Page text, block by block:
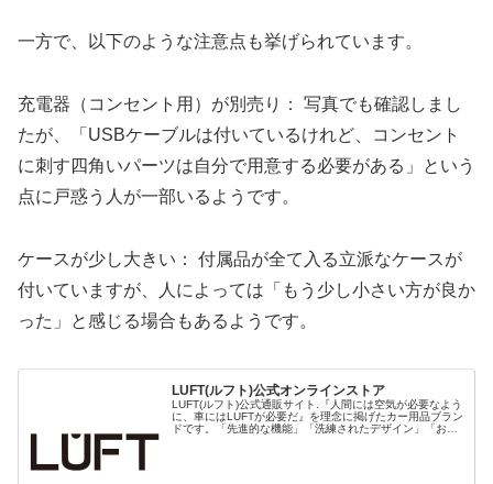
一方で、以下のような注意点も挙げられています。
充電器（コンセント用）が別売り： 写真でも確認しまし
たが、「USBケーブルは付いているけれど、コンセント
に刺す四角いパーツは自分で用意する必要がある」という
点に戸惑う人が一部いるようです。
ケースが少し大きい： 付属品が全て入る立派なケースが
付いていますが、人によっては「もう少し小さい方が良か
った」と感じる場合もあるようです。
LUFT(ルフト)公式オンラインストア
LUFT(ルフト)公式通販サイト.『人間には空気が必要なよう
に、車にはLUFTが必要だ』を理念に掲げたカー用品ブラン
ドです。「先進的な機能」「洗練されたデザイン」「おと